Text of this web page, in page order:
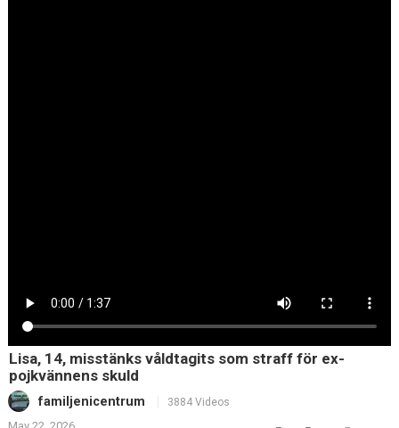
Lisa, 14, misstänks våldtagits som straff för ex-
pojkvännens skuld
familjenicentrum 3884 Videos